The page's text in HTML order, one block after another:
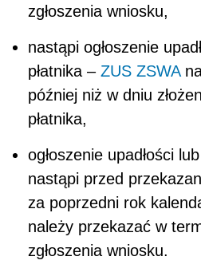
zgłoszenia wniosku,
nastąpi ogłoszenie
płatnika – ZUS ZSWA
później niż w dniu
płatnika,
ogłoszenie upadłości
nastąpi przed
za poprzedni rok
należy przekazać w
zgłoszenia wniosku.